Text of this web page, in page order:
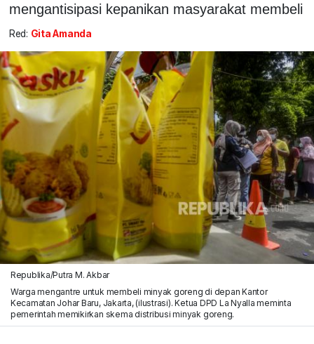
mengantisipasi kepanikan masyarakat membeli
Red: Gita Amanda
Republika/Putra M. Akbar
Warga mengantre untuk membeli minyak goreng di depan Kantor
Kecamatan Johar Baru, Jakarta, (ilustrasi). Ketua DPD La Nyalla meminta
pemerintah memikirkan skema distribusi minyak goreng.